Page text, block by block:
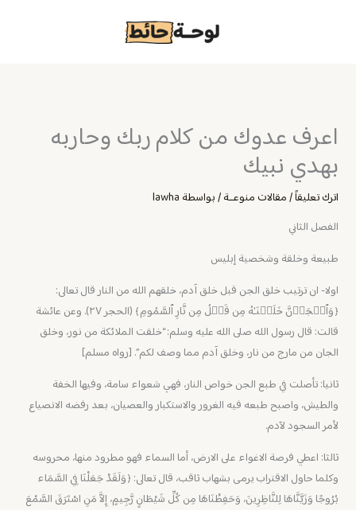
اعرف عدوك من كلام ربك وحاربه
بهدي نبيك
اترك تعليقاً/مقالات منوعــة/ بواسطة lawha
الفصل الثاني
طبيعة وخلقة وشخصية إبليس
اولا- ان ترتيب خلق الجن قبل خلق آدم، خلقهم الله من النار قال تعالى:
﴿وَٱلۡجَاۤنَّ خَلَقۡنَـٰهُ مِن قَبۡلُ مِن نَّارِ ٱلسَّمُومِ﴾ (الحجر ٢٧). وعن عائشة
قالت: قال رسول الله صلى الله عليه وسلم: “خلقت الملائكة من نور، وخلق
الجان من مارج من نار، وخلق آدم مما وصف لكم”. [رواه مسلم]
ثانيا: تأصلت في طبع الجن خواص النار، فهي شعواء سامة، وفيها الخفة
والطيش، واصبح طبعه فيه الغرور والاستكبار والعصيان، بعد رفضه الانصياع
لأمر السجود لآدم.
ثالثا: اعطي فرصة الاغواء على الارض، أما السماء فهو مطرود منها، محروسه
وكلما حاول الاقتراب يرمى بشهاب ثاقب، قال تعالى: ﴿وَلَقَدْ جَعَلْنَا فِي السَّمَاء
بُرُوجًا وَزَيَّنَّاهَا لِلنَّاظِرِينَ، وَحَفِظْنَاهَا مِن كُلِّ شَيْطَانٍ رَّجِيمٍ، إِلاَّ مَنِ اسْتَرَقَ السَّمْعَ